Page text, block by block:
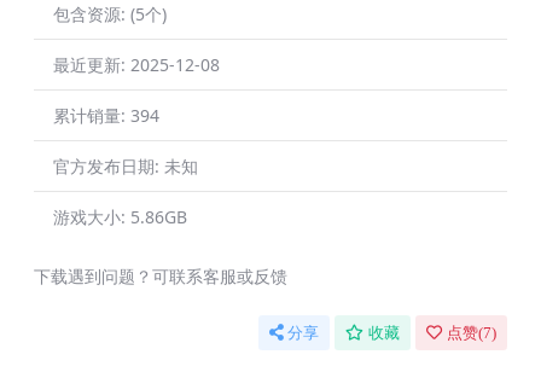
包含资源: (5个)
最近更新: 2025-12-08
累计销量: 394
官方发布日期: 未知
游戏大小: 5.86GB
下载遇到问题？可联系客服或反馈
分享 收藏 点赞(7)